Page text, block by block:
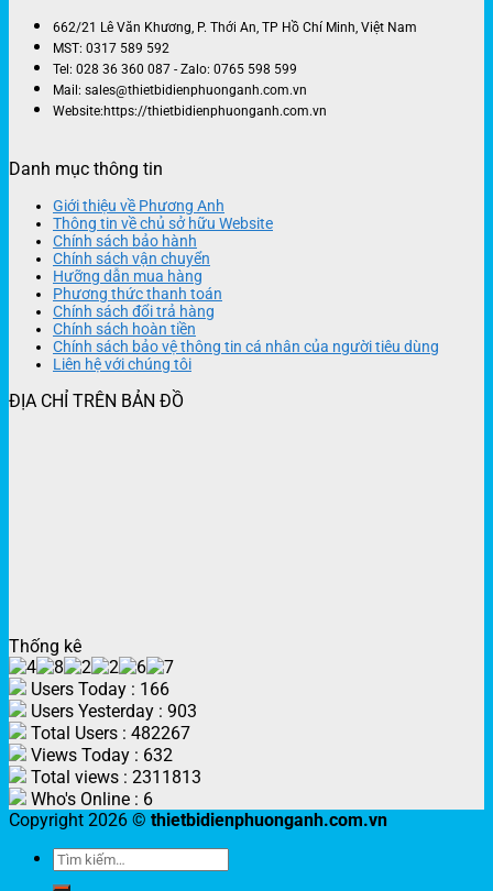
662/21 Lê Văn Khương, P. Thới An, TP Hồ Chí Minh, Việt Nam
MST: 0317 589 592
Tel: 028 36 360 087 - Zalo: 0765 598 599
Mail: sales@thietbidienphuonganh.com.vn
Website:https://thietbidienphuonganh.com.vn
Danh mục thông tin
Giới thiệu về Phương Anh
Thông tin về chủ sở hữu Website
Chính sách bảo hành
Chính sách vận chuyển
Hưỡng dẫn mua hàng
Phương thức thanh toán
Chính sách đổi trả hàng
Chính sách hoàn tiền
Chính sách bảo vệ thông tin cá nhân của người tiêu dùng
Liên hệ với chúng tôi
ĐỊA CHỈ TRÊN BẢN ĐỒ
Thống kê
Users Today : 166
Users Yesterday : 903
Total Users : 482267
Views Today : 632
Total views : 2311813
Who's Online : 6
Copyright 2026 © thietbidienphuonganh.com.vn